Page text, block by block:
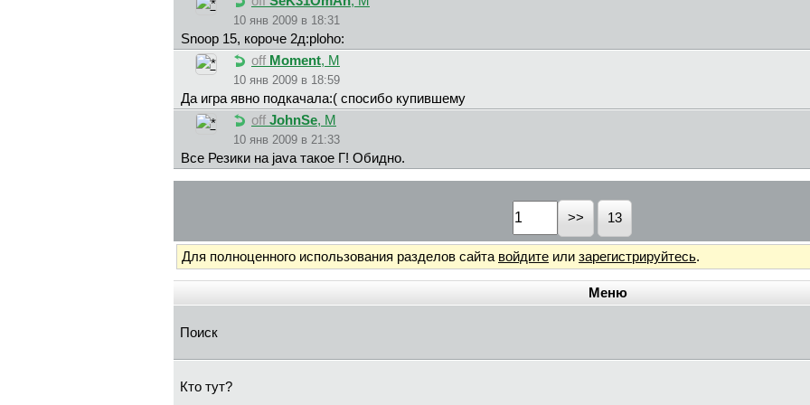
10 янв 2009 в 18:31
Snoop 15, короче 2д:ploho:
off Moment, М
10 янв 2009 в 18:59
Да игра явно подкачала:( спосибо купившему
off JohnSe, М
10 янв 2009 в 21:33
Все Резики на java такое Г! Обидно.
13
Для полноценного использования разделов сайта войдите или зарегистрируйтесь.
Меню
Поиск
Кто тут?